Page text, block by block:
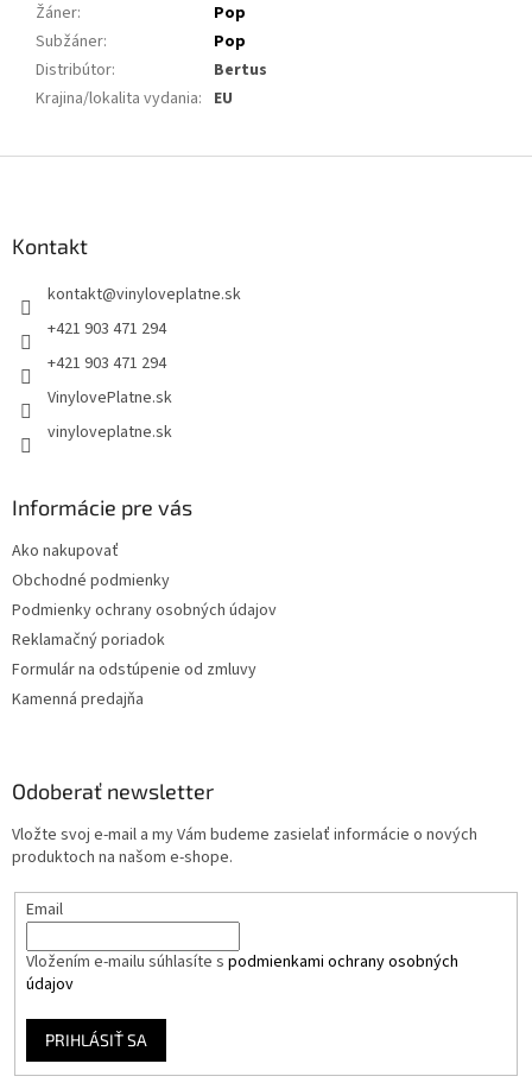
Žáner:
Pop
Subžáner:
Pop
Distribútor:
Bertus
Krajina/lokalita vydania: EU
Kontakt
kontakt@vinyloveplatne.sk
+421 903 471 294
+421 903 471 294
VinylovePlatne.sk
vinyloveplatne.sk
Informácie pre vás
Ako nakupovať
Obchodné podmienky
Podmienky ochrany osobných údajov
Reklamačný poriadok
Formulár na odstúpenie od zmluvy
Kamenná predajňa
Odoberať newsletter
Vložte svoj e-mail a my Vám budeme zasielať informácie o nových
produktoch na našom e-shope.
Email
Vložením e-mailu súhlasíte s podmienkami ochrany osobných
údajov
PRIHLÁSIŤ SA